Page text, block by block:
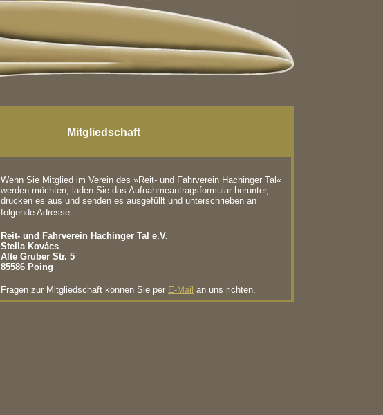
Mitgliedschaft
Wenn Sie Mitglied im Verein des »Reit- und Fahrverein Hachinger Tal«
werden möchten, laden Sie das Aufnahmeantragsformular herunter,
drucken es aus und senden es ausgefüllt und unterschrieben an
folgende Adresse:
Reit- und Fahrverein Hachinger Tal e.V.
Stella Kovács
Alte Gruber Str. 5
85586 Poing
Fragen zur Mitgliedschaft können Sie per E-Mail an uns richten.